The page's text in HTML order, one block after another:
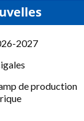
2027
de production